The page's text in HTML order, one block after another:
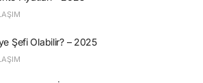
Şefi Olabilir? – 2025